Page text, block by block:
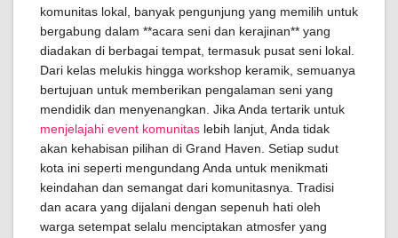
komunitas lokal, banyak pengunjung yang memilih untuk
bergabung dalam **acara seni dan kerajinan** yang
diadakan di berbagai tempat, termasuk pusat seni lokal.
Dari kelas melukis hingga workshop keramik, semuanya
bertujuan untuk memberikan pengalaman seni yang
mendidik dan menyenangkan. Jika Anda tertarik untuk
menjelajahi event komunitas lebih lanjut, Anda tidak
akan kehabisan pilihan di Grand Haven. Setiap sudut
kota ini seperti mengundang Anda untuk menikmati
keindahan dan semangat dari komunitasnya. Tradisi
dan acara yang dijalani dengan sepenuh hati oleh
warga setempat selalu menciptakan atmosfer yang